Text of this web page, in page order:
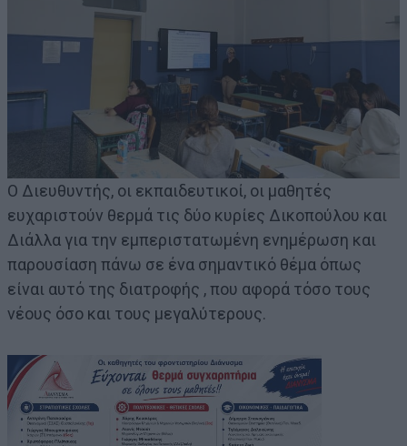
Ο Διευθυντής, οι εκπαιδευτικοί, οι μαθητές
ευχαριστούν θερμά τις δύο κυρίες Δικοπούλου και
Διάλλα για την εμπεριστατωμένη ενημέρωση και
παρουσίαση πάνω σε ένα σημαντικό θέμα όπως
είναι αυτό της διατροφής , που αφορά τόσο τους
νέους όσο και τους μεγαλύτερους.